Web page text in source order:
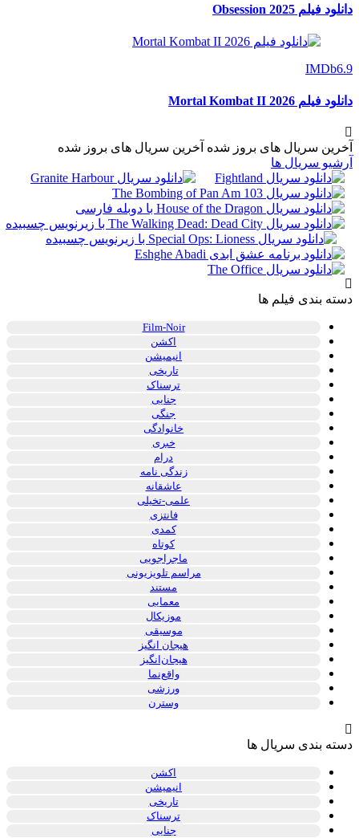
دانلود فیلم Obsession 2025
IMDb6.9
دانلود فیلم Mortal Kombat II 2026
آخرین سریال های بروز شده آخرین سریال های بروز شده
آرشیو سریال ها
دسته بندی فیلم ها
Film-Noir
اکشن
انیمیشن
تاریخی
ترسناک
جنایی
جنگی
خانوادگی
خبری
درام
زندگی نامه
عاشقانه
علمی-تخیلی
فانتزی
کمدی
کوتاه
ماجراجویی
مراسم تلویزیونی
مستند
معمایی
موزیکال
موسیقی
هیجان انگیز
هیجان‌انگیز
واقع‌نما
ورزشی
وسترن
دسته بندی سریال ها
اکشن
انیمیشن
تاریخی
ترسناک
جنایی